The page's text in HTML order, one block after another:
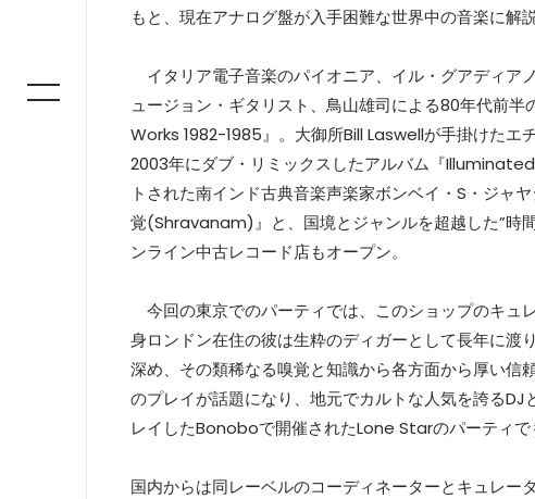
もと、現在アナログ盤が入手困難な世界中の音楽に解
イタリア電子音楽のパイオニア、イル・グアディア
ュージョン・ギタリスト、鳥山雄司による80年代前
Works 1982-1985』。大御所Bill Laswellが手掛けたエ
2003年にダブ・リミックスしたアルバム『
トされた南インド古典音楽声楽家ボンベイ・S・ジャ
覚(Shravanam)』と、国境とジャンルを超越した”時
ンライン中古レコード店もオープン。
今回の東京でのパーティでは、このショップのキュ
身ロンドン在住の彼は生粋のディガーとして長年に渡
深め、その類稀なる嗅覚と知識から各方面から厚い
のプレイが話題になり、地元でカルトな人気を誇る
レイしたBonoboで開催されたLone Starのパーティで
国内からは同レーベルのコーディネーターとキュレ